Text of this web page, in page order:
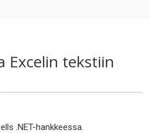
Excelin tekstiin
.NET-hankkeessa.